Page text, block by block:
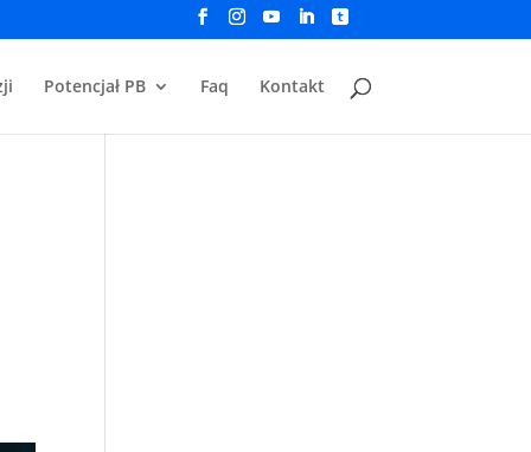
Potencjał PB Faq Kontakt